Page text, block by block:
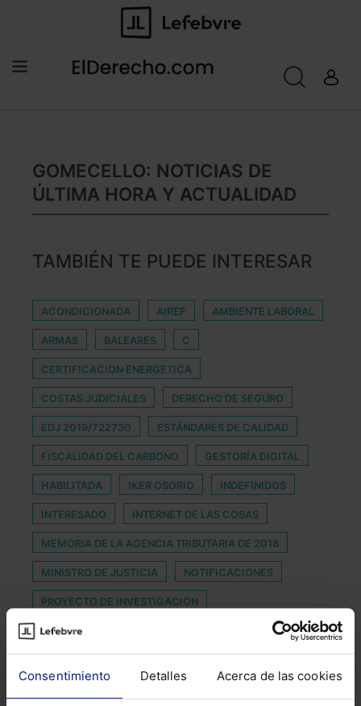
Consentimiento Detalles Acerca de las cookies
GOMECELLO: NOTICIAS DE
ÚLTIMA HORA Y ACTUALIDAD
TAMBIÉN TE PUEDE INTERESAR
ACONDICIONADA AIREF AMBIENTE LABORAL
ARMAS BALEARES C
CERTIFICACION ENERGETICA
COSTAS JUDICIALES DERECHO DE SEGURO
EDJ 2019/722730 ESTÁNDARES DE CALIDAD
FISCALIDAD DEL CARBONO GESTORÍA DIGITAL
HABILITADA IKER OSORIO INDEFINIDOS
INTERESADO INTERNET DE LAS COSAS
MEMORIA DE LA AGENCIA TRIBUTARIA DE 2018
MINISTRO DE JUSTICIA NOTIFICACIONES
PROYECTO DE INVESTIGACION
PROYECTO DE LEY DE EFICIENCIA DE LA JUSTICIA